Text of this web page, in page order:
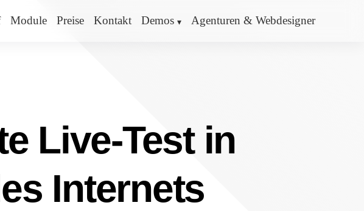
Module Preise Kontakt Demos Agenturen & Webdesigner
Live-Test in
Internets